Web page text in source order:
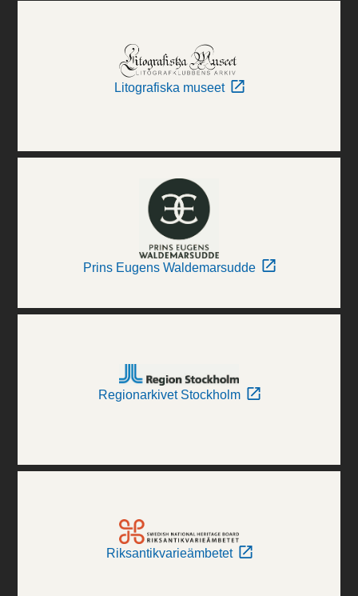
Litografiska museet
Prins Eugens Waldemarsudde
Regionarkivet Stockholm
Riksantikvarieämbetet